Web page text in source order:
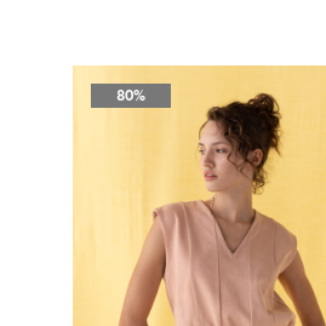
80%